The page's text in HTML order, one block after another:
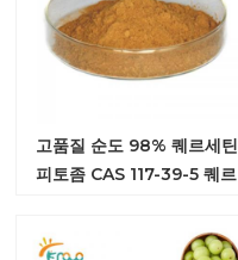
고품질 순도 98% 퀘르세틴
피토좀 CAS 117-39-5 퀘르